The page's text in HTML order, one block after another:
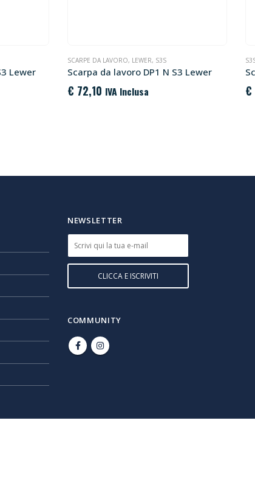
Lewer
SCARPE DA LAVORO, LEWER, S3S
Scarpa da lavoro DP1 N S3 Lewer
€ 72,10 IVA Inclusa €
NEWSLETTER
COMMUNITY